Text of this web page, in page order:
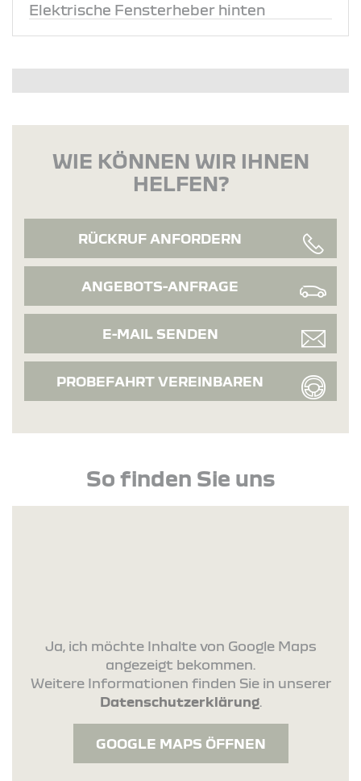
Elektrische Fensterheber hinten
WIE KÖNNEN WIR IHNEN
HELFEN?
RÜCKRUF ANFORDERN
ANGEBOTS-ANFRAGE
E-MAIL SENDEN
PROBEFAHRT VEREINBAREN
So finden Sie uns
Ja, ich möchte Inhalte von Google Maps
angezeigt bekommen.
Weitere Informationen finden Sie in unserer
Datenschutzerklärung.
GOOGLE MAPS ÖFFNEN